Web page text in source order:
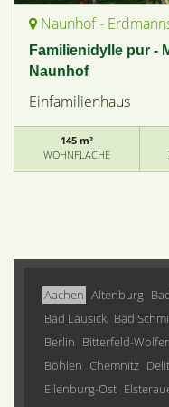
Naunhof -
Familienidylle pur -
Naunhof
Einfamilienhaus
145 m²
WOHNFLÄCHE
Aachen Altenburg
Bad Lausick Bad
Berlin Bitterfeld-
Böhlen Chemnitz
Eilenburg-Ost